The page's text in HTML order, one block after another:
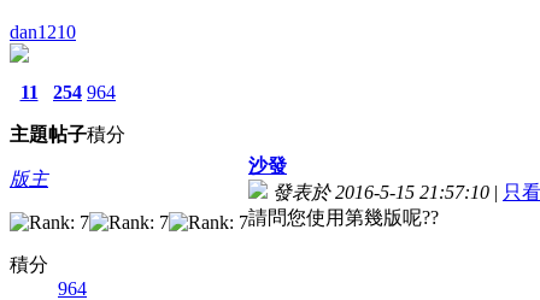
dan1210
11
主題
254
帖子
964
積分
版主
積分
964
沙發
發表於 2016-5-15 21:57:10 | 只
請問您使用第幾版呢??